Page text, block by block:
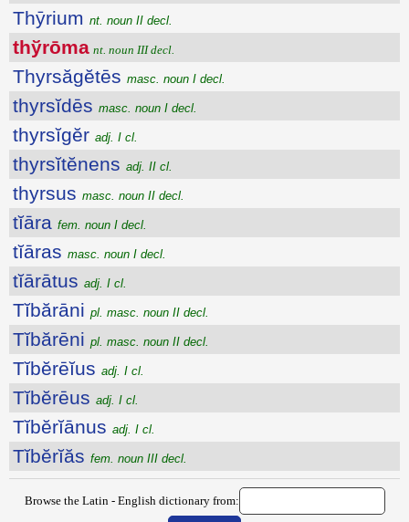
Thȳrium nt. noun II decl.
thўrōma nt. noun III decl.
Thyrsăgĕtēs masc. noun I decl.
thyrsĭdēs masc. noun I decl.
thyrsĭgĕr adj. I cl.
thyrsĭtĕnens adj. II cl.
thyrsus masc. noun II decl.
tĭāra fem. noun I decl.
tĭāras masc. noun I decl.
tĭārātus adj. I cl.
Tĭbărāni pl. masc. noun II decl.
Tĭbărēni pl. masc. noun II decl.
Tĭbĕrēĭus adj. I cl.
Tĭbĕrēus adj. I cl.
Tĭbĕrĭānus adj. I cl.
Tĭbĕrĭăs fem. noun III decl.
Browse the Latin - English dictionary from: